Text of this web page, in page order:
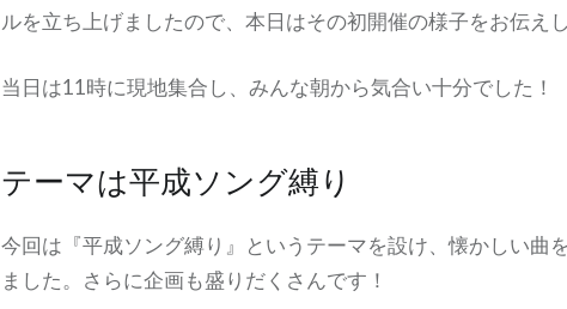
ルを立ち上げましたので、本日はその初開催の様子をお伝えし
当日は11時に現地集合し、みんな朝から気合い十分でした！
テーマは平成ソング縛り
今回は『平成ソング縛り』というテーマを設け、懐かしい曲
ました。さらに企画も盛りだくさんです！